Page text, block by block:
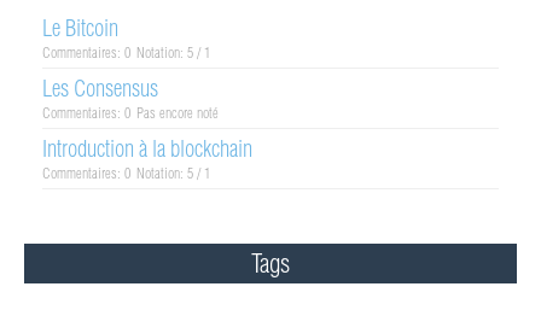
Le Bitcoin
Commentaires: 0 Notation: 5 / 1
Les Consensus
Commentaires: 0 Pas encore noté
Introduction à la blockchain
Commentaires: 0 Notation: 5 / 1
Tags